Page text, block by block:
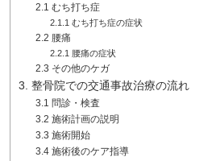
2.1 むち打ち症
2.1.1 むち打ち症の症状
2.2 腰痛
2.2.1 腰痛の症状
2.3 その他のケガ
3. 整骨院での交通事故治療の流れ
3.1 問診・検査
3.2 施術計画の説明
3.3 施術開始
3.4 施術後のケア指導